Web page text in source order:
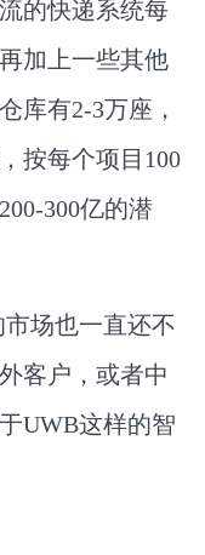
的快递系统每
加上一些其他
库有2-3万座，
按每个项目100
300亿的潜
场也一直还不
客户，或者中
UWB这样的智